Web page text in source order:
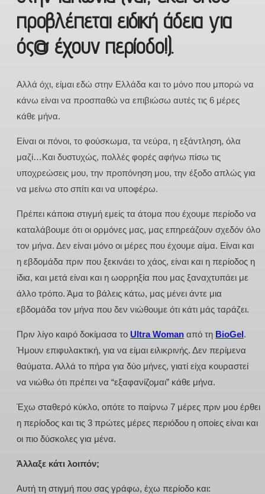
προβλέπεται ειδική άδεια για
ός@ έχουν περίοδο!).
Αλλά όχι, είμαι εδώ στην Ελλάδα και το μόνο που μπορώ να
κάνω είναι να προσπαθώ να επιβιώσω αυτές τις 6 μέρες
κάθε μήνα.
Είναι οι πόνοι, το φούσκωμα, τα νεύρα, η εξάντληση, όλα
μαζί…Και δυστυχώς, πολλές φορές αφήνω πίσω τις
υποχρεώσεις μου, την προπόνηση μου, την έξοδο απλώς για
να μείνω στο σπίτι και να υποφέρω.
Πρέπει κάποια στιγμή εμείς τα άτομα που έχουμε περίοδο να
καταλάβουμε ότι οι ορμόνες μας, μας επηρεάζουν σχεδόν όλο
τον μήνα. Δεν είναι μόνο οι μέρες που έχουμε αίμα. Είναι και
η εβδομάδα πριν που ξεκινάει το χάος, είναι και η περίοδος η
ίδια, και μετά είναι και η ωορρηξία που μας ξαναχτυπάει με
άλλο τρόπο. Άμα το βάλεις κάτω, μας μένει άντε μια
εβδομάδα τον μήνα που δεν νιώθουμε ότι κάτι μάς ταράζει.
Πριν λίγο καιρό δοκίμασα το Ultra Woman από τη BioGel.
Ήμουν επιφυλακτική, για να είμαι ειλικρινής. Δεν περίμενα
θαύματα. Αλλά το πήρα για δύο μήνες, γιατί είχα κουραστεί
να νιώθω ότι πρέπει να “εξαφανίζομαι” κάθε μήνα.
Έχω σταθερό κύκλο, οπότε το παίρνω 7 μέρες πριν μου έρθει
η περίοδος και τις 3 πρώτες μέρες περιόδου η οποίες είναι και
οι πιο δύσκολες για μένα.
Άλλαξε κάτι λοιπόν;
Αυτή τη στιγμή που σας γράφω, έχω περίοδο και: